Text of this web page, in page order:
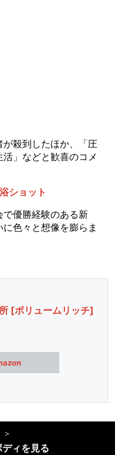
殺到したほか、「圧
」などと歓喜のコメ
ショット
優勝経験のある新
色々と想像を膨らま
[ボリュームリッチ]
ィを見る